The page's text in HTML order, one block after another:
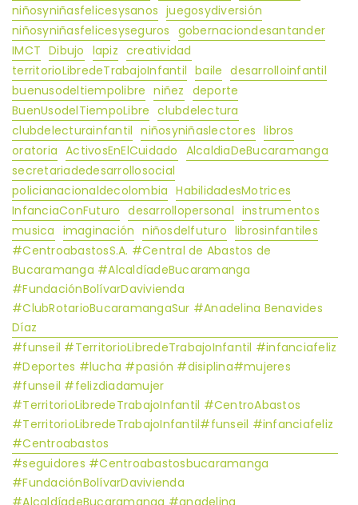
niñosyniñasfelicesysanos juegosydiversión
niñosyniñasfelicesyseguros gobernaciondesantander
IMCT Dibujo lapiz creatividad
territorioLibredeTrabajoInfantil baile desarrolloinfantil
buenusodeltiempolibre niñez deporte
BuenUsodelTiempoLibre clubdelectura
clubdelecturainfantil niñosyniñaslectores libros
oratoria ActivosEnElCuidado AlcaldiaDeBucaramanga
secretariadedesarrollosocial
policianacionaldecolombia HabilidadesMotrices
InfanciaConFuturo desarrollopersonal instrumentos
musica imaginación niñosdelfuturo librosinfantiles
#CentroabastosS.A. #Central de Abastos de
Bucaramanga #AlcaldíadeBucaramanga
#FundaciónBolívarDavivienda
#ClubRotarioBucaramangaSur #Anadelina Benavides
Díaz
#funseil #TerritorioLibredeTrabajoInfantil #infanciafeliz
#Deportes #lucha #pasión #disiplina#mujeres
#funseil #felizdiadamujer
#TerritorioLibredeTrabajoInfantil #CentroAbastos​​​​​​​
#TerritorioLibredeTrabajoInfantil#funseil #infanciafeliz
#Centroabastos
#seguidores #Centroabastosbucaramanga
#FundaciónBolívarDavivienda